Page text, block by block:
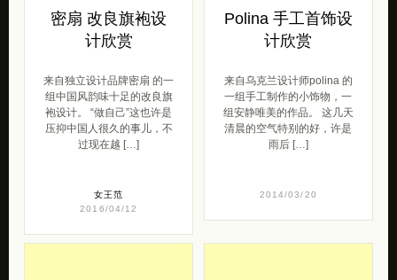
密扇 改良旗袍设
计欣赏
来自独立设计品牌密扇 的一
组中国风韵味十足的改良旗
袍设计。 “做自己”这也许是
压抑中国人很久的事儿，不
过现在越 […]
女王范
2016/04/12
Polina 手工首饰设
计欣赏
来自乌克兰设计师polina 的
一组手工制作的小饰物，一
组安静唯美的作品。 这几天
清晨的空气特别的好，许是
雨后 […]
2014/03/20